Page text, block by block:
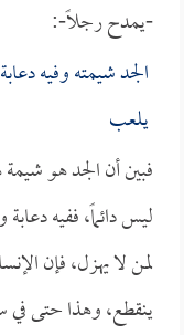
-يمدح رجلاً-:
الجد شيمته وفيه
يلعب
فبين أن الجد هو
ليس دائماً، ففيه
لمن لا يهزل، فإن
ينقطع، وهذا حتى في